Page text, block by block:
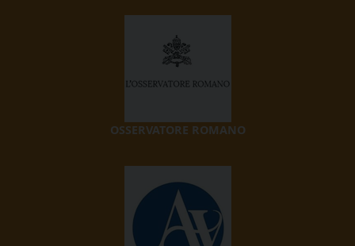
OSSERVATORE ROMANO